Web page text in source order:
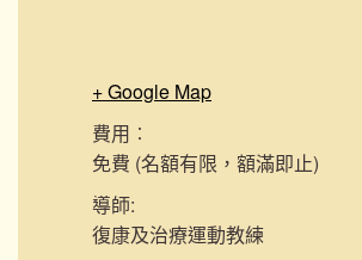
+ Google Map
費用︰
免費 (名額有限，額滿即止)
導師:
復康及治療運動教練